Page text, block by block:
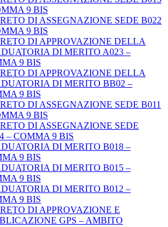
9 BIS
DI ASSEGNAZIONE SEDE B022
9 BIS
DI APPROVAZIONE DELLA
DI MERITO A023 –
9 BIS
DI APPROVAZIONE DELLA
DI MERITO BB02 –
9 BIS
DI ASSEGNAZIONE SEDE B011
9 BIS
DI ASSEGNAZIONE SEDE
– COMMA 9 BIS
DI MERITO B018 –
9 BIS
DI MERITO B015 –
9 BIS
DI MERITO B012 –
9 BIS
DI APPROVAZIONE E
GPS – AMBITO